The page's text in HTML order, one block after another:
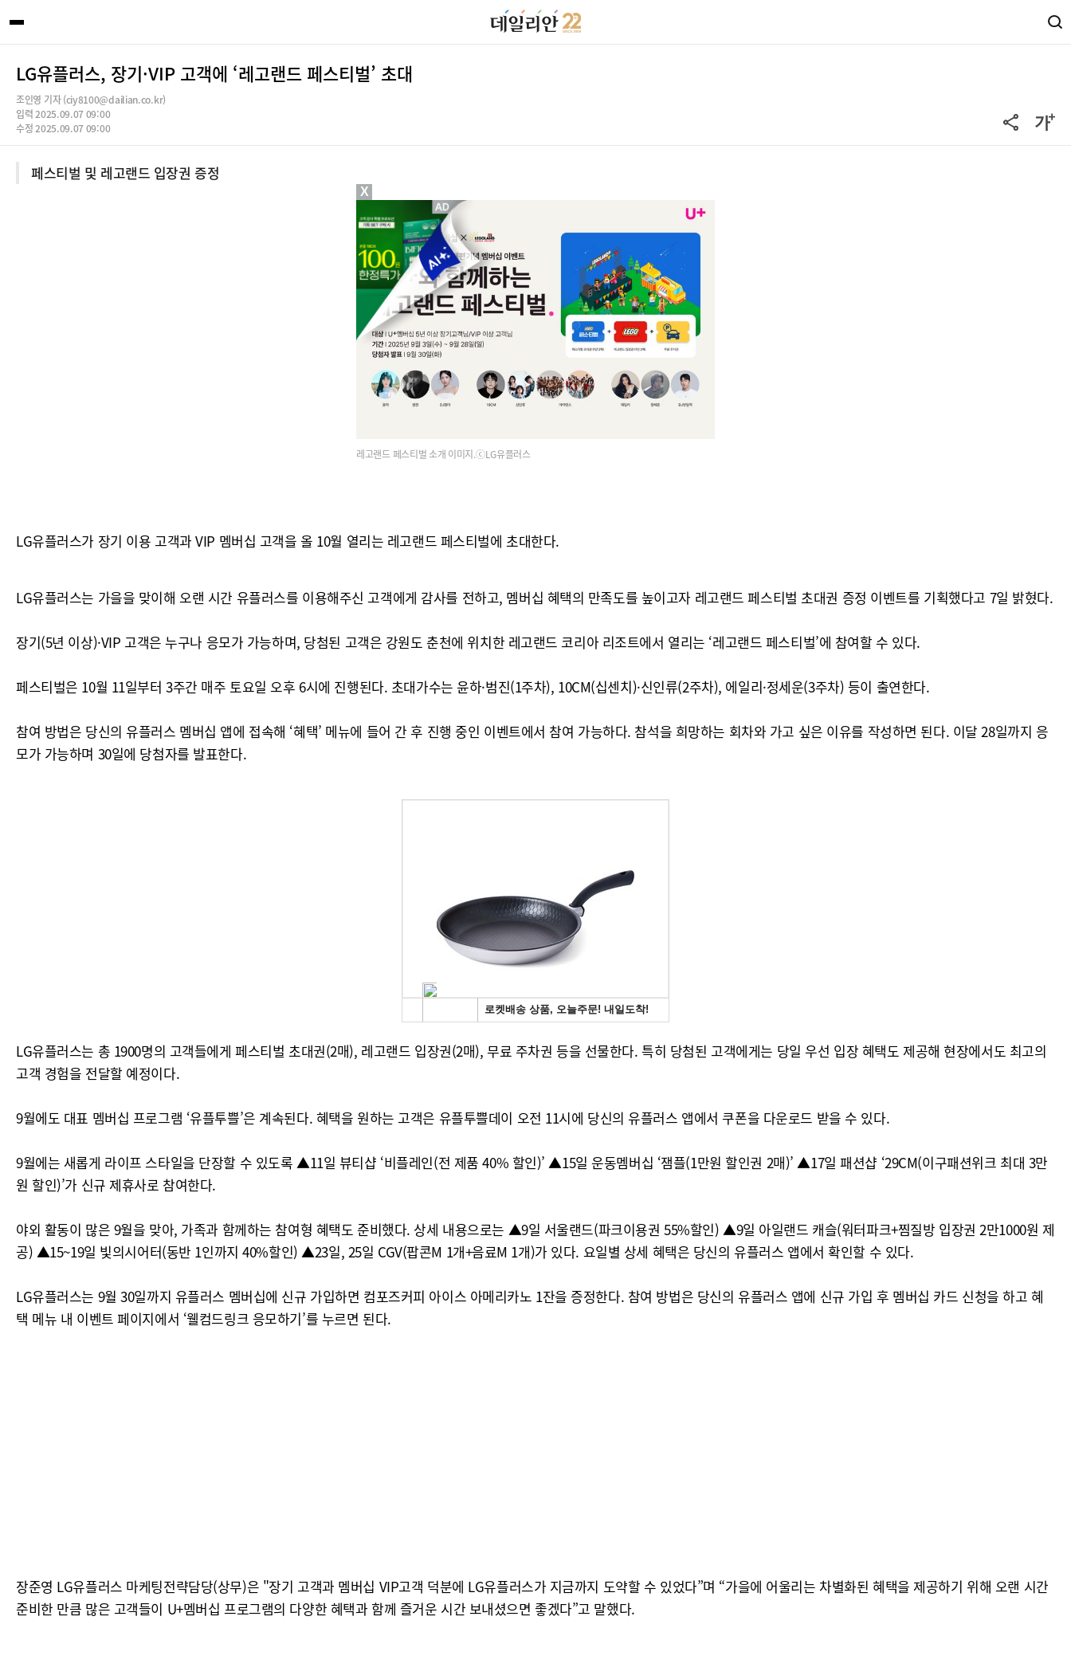
LG유플러스, 장기·VIP 고객에 ‘레고랜드 페스티벌’ 초대
조인영 기자 (ciy8100@dailian.co.kr)
입력 2025.09.07 09:00
수정 2025.09.07 09:00
페스티벌 및 레고랜드 입장권 증정
레고랜드 페스티벌 소개 이미지.ⓒLG유플러스
LG유플러스가 장기 이용 고객과 VIP 멤버십 고객을 올 10월 열리는 레고랜드 페스티벌에 초대한다.
LG유플러스는 가을을 맞이해 오랜 시간 유플러스를 이용해주신 고객에게 감사를 전하고, 멤버십 혜택의 만족도를 높이고자 레고랜드 페스티벌 초대권 증정 이벤트를 기획했다고 7일 밝혔다.
장기(5년 이상)·VIP 고객은 누구나 응모가 가능하며, 당첨된 고객은 강원도 춘천에 위치한 레고랜드 코리아 리조트에서 열리는 ‘레고랜드 페스티벌’에 참여할 수 있다.
페스티벌은 10월 11일부터 3주간 매주 토요일 오후 6시에 진행된다. 초대가수는 윤하·범진(1주차), 10CM(십센치)·신인류(2주차), 에일리·정세운(3주차) 등이 출연한다.
참여 방법은 당신의 유플러스 멤버십 앱에 접속해 ‘혜택’ 메뉴에 들어 간 후 진행 중인 이벤트에서 참여 가능하다. 참석을 희망하는 회차와 가고 싶은 이유를 작성하면 된다. 이달 28일까지 응
모가 가능하며 30일에 당첨자를 발표한다.
LG유플러스는 총 1900명의 고객들에게 페스티벌 초대권(2매), 레고랜드 입장권(2매), 무료 주차권 등을 선물한다. 특히 당첨된 고객에게는 당일 우선 입장 혜택도 제공해 현장에서도 최고의
고객 경험을 전달할 예정이다.
9월에도 대표 멤버십 프로그램 ‘유플투쁠’은 계속된다. 혜택을 원하는 고객은 유플투쁠데이 오전 11시에 당신의 유플러스 앱에서 쿠폰을 다운로드 받을 수 있다.
9월에는 새롭게 라이프 스타일을 단장할 수 있도록 ▲11일 뷰티샵 ‘비플레인(전 제품 40% 할인)’ ▲15일 운동멤버십 ‘잼플(1만원 할인권 2매)’ ▲17일 패션샵 ‘29CM(이구패션위크 최대 3만
원 할인)’가 신규 제휴사로 참여한다.
야외 활동이 많은 9월을 맞아, 가족과 함께하는 참여형 혜택도 준비했다. 상세 내용으로는 ▲9일 서울랜드(파크이용권 55%할인) ▲9일 아일랜드 캐슬(워터파크+찜질방 입장권 2만1000원 제
공) ▲15~19일 빛의시어터(동반 1인까지 40%할인) ▲23일, 25일 CGV(팝콘M 1개+음료M 1개)가 있다. 요일별 상세 혜택은 당신의 유플러스 앱에서 확인할 수 있다.
LG유플러스는 9월 30일까지 유플러스 멤버십에 신규 가입하면 컴포즈커피 아이스 아메리카노 1잔을 증정한다. 참여 방법은 당신의 유플러스 앱에 신규 가입 후 멤버십 카드 신청을 하고 혜
택 메뉴 내 이벤트 페이지에서 ‘웰컴드링크 응모하기’를 누르면 된다.
장준영 LG유플러스 마케팅전략담당(상무)은 "장기 고객과 멤버십 VIP고객 덕분에 LG유플러스가 지금까지 도약할 수 있었다”며 “가을에 어울리는 차별화된 혜택을 제공하기 위해 오랜 시간
준비한 만큼 많은 고객들이 U+멤버십 프로그램의 다양한 혜택과 함께 즐거운 시간 보내셨으면 좋겠다”고 말했다.
X